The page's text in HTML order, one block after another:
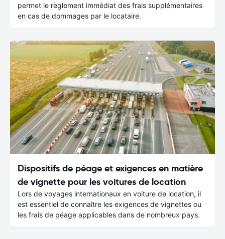
permet le règlement immédiat des frais supplémentaires
en cas de dommages par le locataire.
Dispositifs de péage et exigences en matière
de vignette pour les voitures de location
Lors de voyages internationaux en voiture de location, il
est essentiel de connaître les exigences de vignettes ou
les frais de péage applicables dans de nombreux pays.